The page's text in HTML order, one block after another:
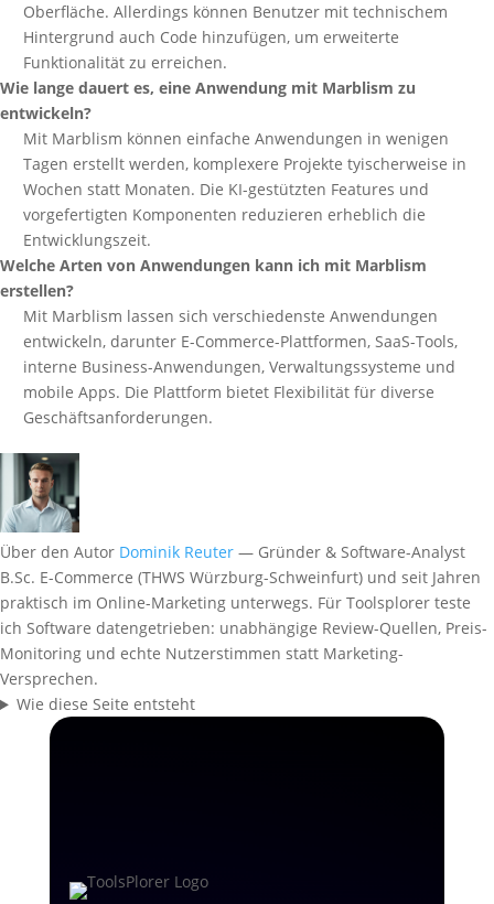
Oberfläche. Allerdings können Benutzer mit technischem
Hintergrund auch Code hinzufügen, um erweiterte
Funktionalität zu erreichen.
Wie lange dauert es, eine Anwendung mit Marblism zu
entwickeln?
Mit Marblism können einfache Anwendungen in wenigen
Tagen erstellt werden, komplexere Projekte tyischerweise in
Wochen statt Monaten. Die KI-gestützten Features und
vorgefertigten Komponenten reduzieren erheblich die
Entwicklungszeit.
Welche Arten von Anwendungen kann ich mit Marblism
erstellen?
Mit Marblism lassen sich verschiedenste Anwendungen
entwickeln, darunter E-Commerce-Plattformen, SaaS-Tools,
interne Business-Anwendungen, Verwaltungssysteme und
mobile Apps. Die Plattform bietet Flexibilität für diverse
Geschäftsanforderungen.
Über den Autor Dominik Reuter — Gründer & Software-Analyst
B.Sc. E-Commerce (THWS Würzburg-Schweinfurt) und seit Jahren
praktisch im Online-Marketing unterwegs. Für Toolsplorer teste
ich Software datengetrieben: unabhängige Review-Quellen, Preis-
Monitoring und echte Nutzerstimmen statt Marketing-
Versprechen.
Wie diese Seite entsteht